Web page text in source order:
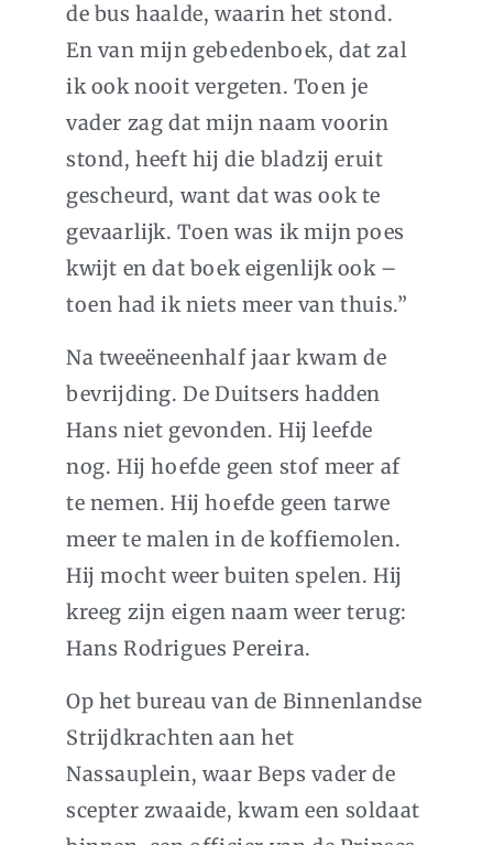
de bus haalde, waarin het stond.
En van mijn gebedenboek, dat zal
ik ook nooit vergeten. Toen je
vader zag dat mijn naam voorin
stond, heeft hij die bladzij eruit
gescheurd, want dat was ook te
gevaarlijk. Toen was ik mijn poes
kwijt en dat boek eigenlijk ook –
toen had ik niets meer van thuis.”
Na tweeëneenhalf jaar kwam de
bevrijding. De Duitsers hadden
Hans niet gevonden. Hij leefde
nog. Hij hoefde geen stof meer af
te nemen. Hij hoefde geen tarwe
meer te malen in de koffiemolen.
Hij mocht weer buiten spelen. Hij
kreeg zijn eigen naam weer terug:
Hans Rodrigues Pereira.
Op het bureau van de Binnenlandse
Strijdkrachten aan het
Nassauplein, waar Beps vader de
scepter zwaaide, kwam een soldaat